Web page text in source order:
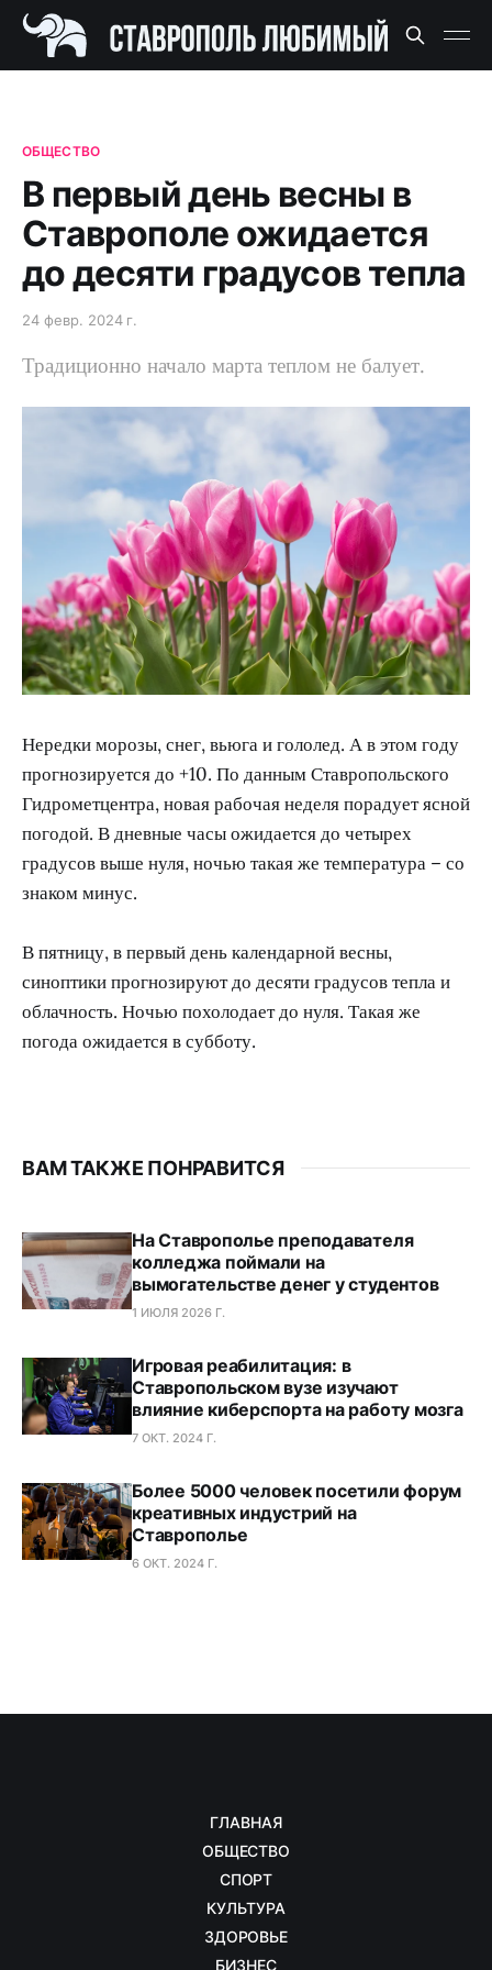
ОБЩЕСТВО
В первый день весны в
Ставрополе ожидается
до десяти градусов тепла
24 февр. 2024 г.
Традиционно начало марта теплом не балует.
Нередки морозы, снег, вьюга и гололед. А в этом году
прогнозируется до +10. По данным Ставропольского
Гидрометцентра, новая рабочая неделя порадует ясной
погодой. В дневные часы ожидается до четырех
градусов выше нуля, ночью такая же температура – со
знаком минус.
В пятницу, в первый день календарной весны,
синоптики прогнозируют до десяти градусов тепла и
облачность. Ночью похолодает до нуля. Такая же
погода ожидается в субботу.
ВАМ ТАКЖЕ ПОНРАВИТСЯ
На Ставрополье преподавателя
колледжа поймали на
вымогательстве денег у студентов
1 ИЮЛЯ 2026 Г.
Игровая реабилитация: в
Ставропольском вузе изучают
влияние киберспорта на работу мозга
7 ОКТ. 2024 Г.
Более 5000 человек посетили форум
креативных индустрий на
Ставрополье
6 ОКТ. 2024 Г.
ГЛАВНАЯ
ОБЩЕСТВО
СПОРТ
КУЛЬТУРА
ЗДОРОВЬЕ
БИЗНЕС